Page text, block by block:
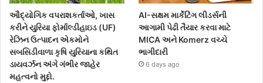
ઔદ્યોગિક વપરાશકર્તાઓ, ખાસ
કરીને યુરિયા ફોર્માલ્ડીહાઇડ (UF)
રેઝિન ઉત્પાદન એકમોને
સબસિડીવાળા કૃષિ યુરિયાના કથિત
ડાયવર્ઝન અંગે ગંભીર જાહેર
મહત્વનો મુદ્દો.
AI-સક્ષમ માર્કેટિંગ લીડર્સની
આગામી પેઢી તૈયાર કરવા માટે
MICA અને Komerz વચ્ચે
ભાગીદારી
6 days ago